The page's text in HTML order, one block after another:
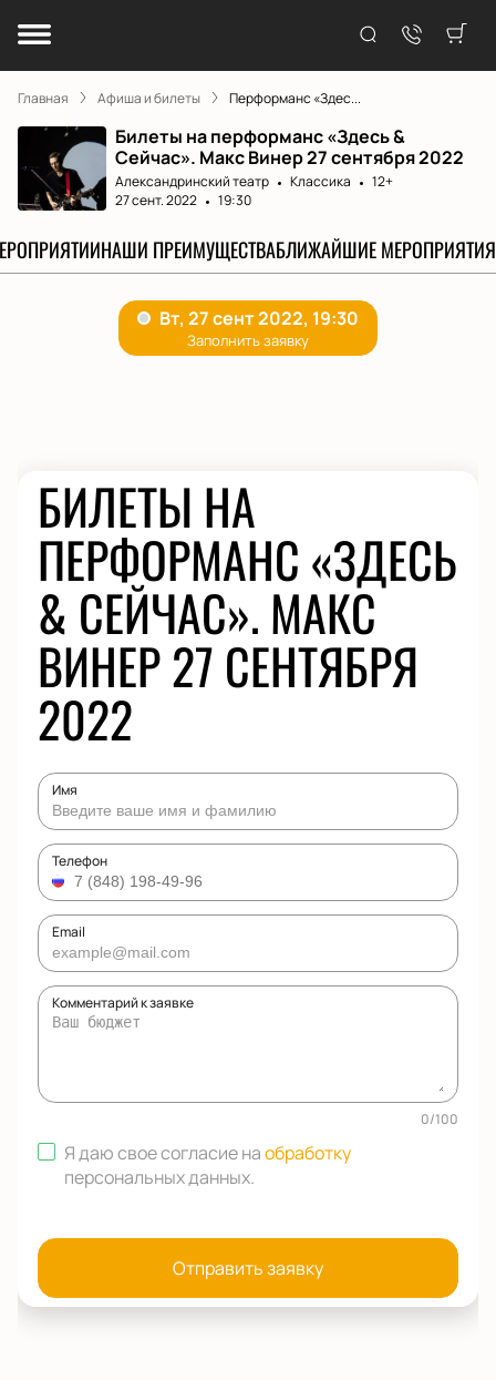
Главная Афиша и билеты Перформанс «Здес...
Билеты на перформанс «Здесь &
Сейчас». Макс Винер 27 сентября 2022
Александринский театр Классика
12+
27 сент. 2022
19:30
НАШИ ПРЕИМУЩЕСТВАБЛИЖАЙШИЕ МЕРОПРИЯТИЯ
БИЛЕТЫ НА
ПЕРФОРМАНС «ЗДЕСЬ
& СЕЙЧАС». МАКС
ВИНЕР 27 СЕНТЯБРЯ
2022
Имя
Телефон
Email
Комментарий к заявке
0/100
Я даю свое согласие наобработку
персональных данных.
Отправить заявку